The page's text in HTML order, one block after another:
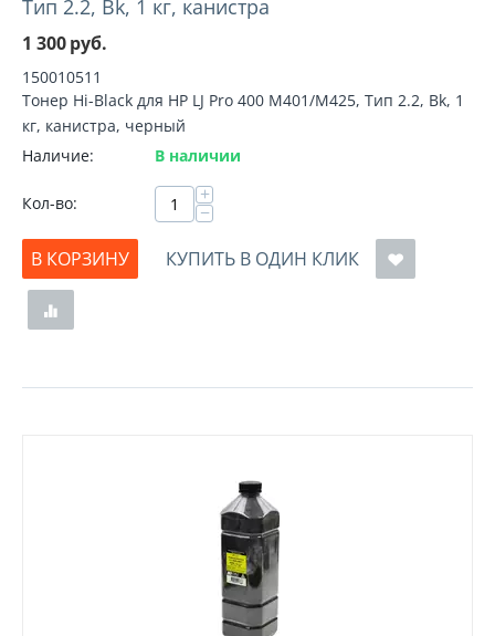
Тип 2.2, Bk, 1 кг, канистра
1 300руб.
150010511
Тонер Hi-Black для HP LJ Pro 400 M401/M425, Тип 2.2, Bk, 1
кг, канистра, черный
Наличие:
В наличии
Кол-во: +
−
В КОРЗИНУ
КУПИТЬ В ОДИН КЛИК